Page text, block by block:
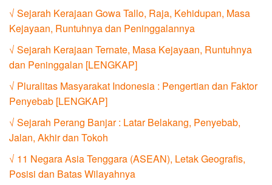
√ Sejarah Kerajaan Gowa Tallo, Raja, Kehidupan, Masa
Kejayaan, Runtuhnya dan Peninggalannya
√ Sejarah Kerajaan Ternate, Masa Kejayaan, Runtuhnya
dan Peninggalan [LENGKAP]
√ Pluralitas Masyarakat Indonesia : Pengertian dan Faktor
Penyebab [LENGKAP]
√ Sejarah Perang Banjar : Latar Belakang, Penyebab,
Jalan, Akhir dan Tokoh
√ 11 Negara Asia Tenggara (ASEAN), Letak Geografis,
Posisi dan Batas Wilayahnya